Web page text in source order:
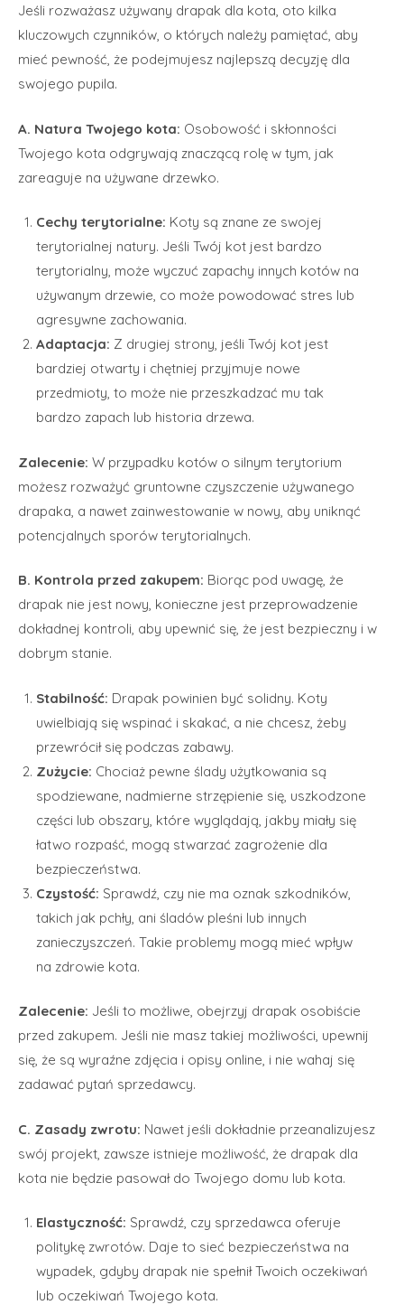
Jeśli rozważasz używany drapak dla kota, oto kilka
kluczowych czynników, o których należy pamiętać, aby
mieć pewność, że podejmujesz najlepszą decyzję dla
swojego pupila.
A. Natura Twojego kota: Osobowość i skłonności
Twojego kota odgrywają znaczącą rolę w tym, jak
zareaguje na używane drzewko.
Cechy terytorialne: Koty są znane ze swojej
terytorialnej natury. Jeśli Twój kot jest bardzo
terytorialny, może wyczuć zapachy innych kotów na
używanym drzewie, co może powodować stres lub
agresywne zachowania.
Adaptacja: Z drugiej strony, jeśli Twój kot jest
bardziej otwarty i chętniej przyjmuje nowe
przedmioty, to może nie przeszkadzać mu tak
bardzo zapach lub historia drzewa.
Zalecenie: W przypadku kotów o silnym terytorium
możesz rozważyć gruntowne czyszczenie używanego
drapaka, a nawet zainwestowanie w nowy, aby uniknąć
potencjalnych sporów terytorialnych.
B. Kontrola przed zakupem: Biorąc pod uwagę, że
drapak nie jest nowy, konieczne jest przeprowadzenie
dokładnej kontroli, aby upewnić się, że jest bezpieczny i w
dobrym stanie.
Stabilność: Drapak powinien być solidny. Koty
uwielbiają się wspinać i skakać, a nie chcesz, żeby
przewrócił się podczas zabawy.
Zużycie: Chociaż pewne ślady użytkowania są
spodziewane, nadmierne strzępienie się, uszkodzone
części lub obszary, które wyglądają, jakby miały się
łatwo rozpaść, mogą stwarzać zagrożenie dla
bezpieczeństwa.
Czystość: Sprawdź, czy nie ma oznak szkodników,
takich jak pchły, ani śladów pleśni lub innych
zanieczyszczeń. Takie problemy mogą mieć wpływ
na zdrowie kota.
Zalecenie: Jeśli to możliwe, obejrzyj drapak osobiście
przed zakupem. Jeśli nie masz takiej możliwości, upewnij
się, że są wyraźne zdjęcia i opisy online, i nie wahaj się
zadawać pytań sprzedawcy.
C. Zasady zwrotu: Nawet jeśli dokładnie przeanalizujesz
swój projekt, zawsze istnieje możliwość, że drapak dla
kota nie będzie pasował do Twojego domu lub kota.
Elastyczność: Sprawdź, czy sprzedawca oferuje
politykę zwrotów. Daje to sieć bezpieczeństwa na
wypadek, gdyby drapak nie spełnił Twoich oczekiwań
lub oczekiwań Twojego kota.